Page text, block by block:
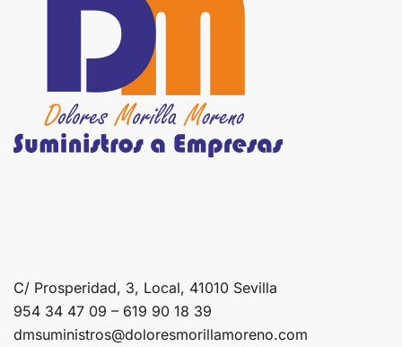
C/ Prosperidad, 3, Local, 41010 Sevilla
954 34 47 09 – 619 90 18 39
dmsuministros@doloresmorillamoreno.com